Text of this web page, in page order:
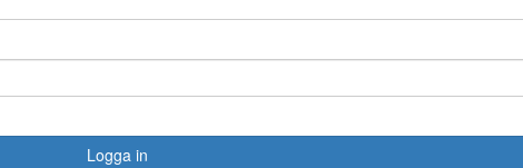
Logga in